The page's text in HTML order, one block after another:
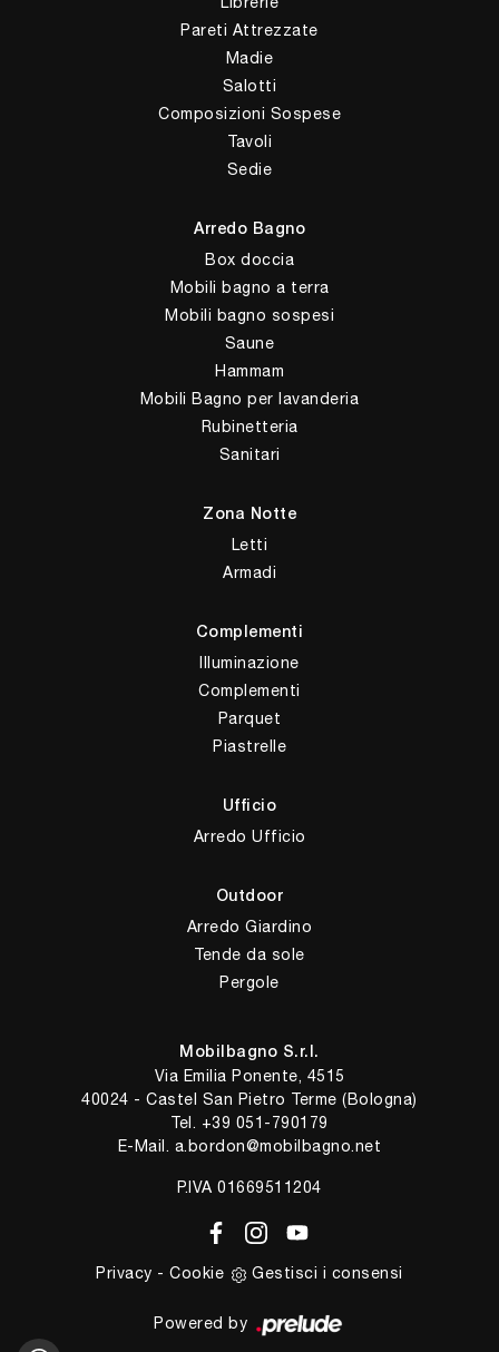
Pareti Attrezzate
Madie
Salotti
Composizioni Sospese
Tavoli
Sedie
Arredo Bagno
Box doccia
Mobili bagno a terra
Mobili bagno sospesi
Saune
Hammam
Mobili Bagno per lavanderia
Rubinetteria
Sanitari
Zona Notte
Letti
Armadi
Complementi
Illuminazione
Complementi
Parquet
Piastrelle
Ufficio
Arredo Ufficio
Outdoor
Arredo Giardino
Tende da sole
Pergole
Mobilbagno S.r.l.
Via Emilia Ponente, 4515
40024 - Castel San Pietro Terme (Bologna)
Tel. +39 051-790179
E-Mail. a.bordon@mobilbagno.net
P.IVA 01669511204
Privacy -Cookie Gestisci i consensi
Powered by